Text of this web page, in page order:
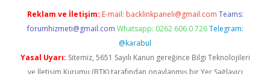
Reklam ve İletişim: E-mail: backlinkpaneli@gmail.com Teams:
forumhizmeti@gmail.com Whatsapp: 0262 606 0 726 Telegram:
@karabul
Yasal Uyarı: Sitemiz, 5651 Sayılı Kanun gereğince Bilgi Teknolojileri
ve İletişim Kurumu (BTK) tarafından onaylanmış bir Yer Sağlayıcı